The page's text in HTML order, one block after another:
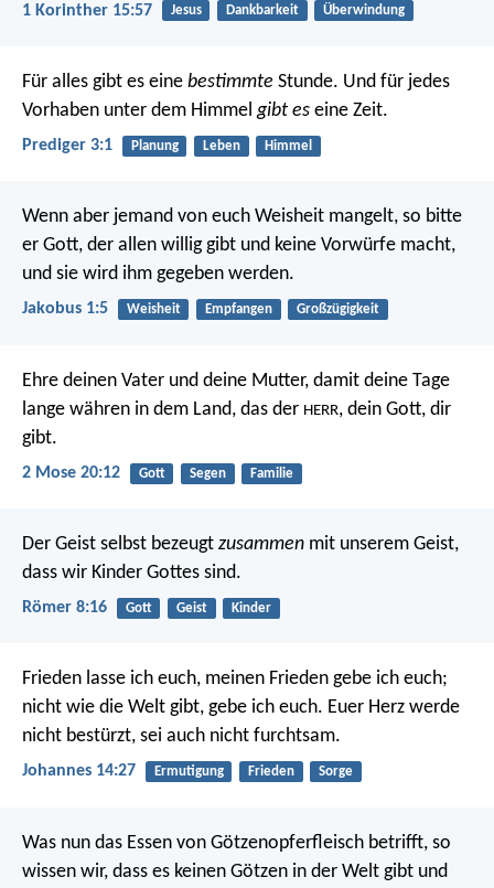
1 Korinther 15:57 Jesus Dankbarkeit Überwindung
Für alles gibt es eine bestimmte Stunde. Und für jedes
Vorhaben unter dem Himmel gibt es eine Zeit.
Prediger 3:1 Planung Leben Himmel
Wenn aber jemand von euch Weisheit mangelt, so bitte
er Gott, der allen willig gibt und keine Vorwürfe macht,
und sie wird ihm gegeben werden.
Jakobus 1:5 Weisheit Empfangen Großzügigkeit
Ehre deinen Vater und deine Mutter, damit deine Tage
lange währen in dem Land, das der HERR, dein Gott, dir
gibt.
2 Mose 20:12 Gott Segen Familie
Der Geist selbst bezeugt zusammen mit unserem Geist,
dass wir Kinder Gottes sind.
Römer 8:16 Gott Geist Kinder
Frieden lasse ich euch, meinen Frieden gebe ich euch;
nicht wie die Welt gibt, gebe ich euch. Euer Herz werde
nicht bestürzt, sei auch nicht furchtsam.
Johannes 14:27 Ermutigung Frieden Sorge
Was nun das Essen von Götzenopferfleisch betrifft, so
wissen wir, dass es keinen Götzen in der Welt gibt und